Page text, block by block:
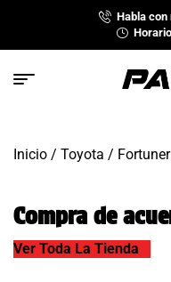
Habla
Inicio / Toyota / Fortuner
Compra de
Ver Toda La Tienda